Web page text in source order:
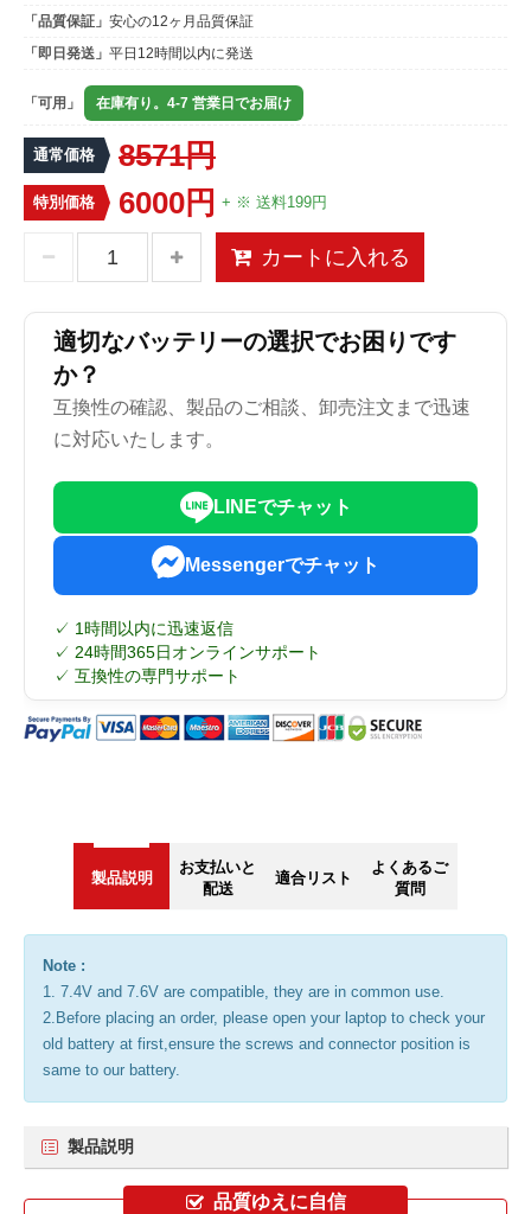
「品質保証」 安心の12ヶ月品質保証
「即日発送」 平日12時間以内に発送
「可用」 在庫有り。4-7 営業日でお届け
通常価格 8571円
特別価格 6000円 + ※ 送料199円
カートに入れる
適切なバッテリーの選択でお困りです
か？
互換性の確認、製品のご相談、卸売注文まで迅速
に対応いたします。
LINEでチャット
Messengerでチャット
✓ 1時間以内に迅速返信
✓ 24時間365日オンラインサポート
✓ 互換性の専門サポート
製品説明
お支払いと
配送
適合リスト
よくあるご
質問
Note :
1. 7.4V and 7.6V are compatible, they are in common use.
2.Before placing an order, please open your laptop to check your
old battery at first,ensure the screws and connector position is
same to our battery.
製品説明
品質ゆえに自信